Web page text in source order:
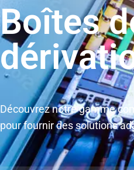
Boîtes
Découvrez notre gamme
pour fournir des solutions